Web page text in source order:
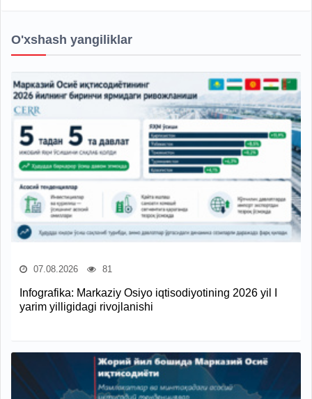
O'xshash yangiliklar
07.08.2026 81
Infografika: Markaziy Osiyo iqtisodiyotining 2026 yil I
yarim yilligidagi rivojlanishi